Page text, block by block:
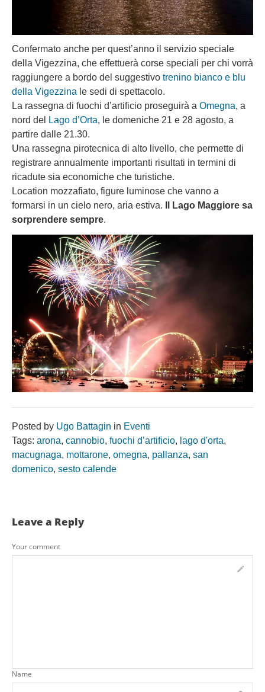
Confermato anche per quest’anno il servizio speciale
della Vigezzina, che effettuerà corse speciali per chi vorrà
raggiungere a bordo del suggestivo trenino bianco e blu
della Vigezzina le sedi di spettacolo.
La rassegna di fuochi d’artificio proseguirà a Omegna, a
nord del
Lago d’Orta, le domeniche 21 e 28 agosto, a
partire dalle 21.30.
Una rassegna pirotecnica di alto livello, che permette di
registrare annualmente importanti risultati in termini di
ricadute sia economiche che turistiche.
Location mozzafiato, figure luminose che vanno a
formarsi in un cielo nero, aria estiva.
Il Lago Maggiore sa
sorprendere sempre.
Posted by Ugo Battagin in Eventi
Tags: arona, cannobio, fuochi d’artificio, lago d'orta,
macugnaga, mottarone, omegna, pallanza, san
domenico, sesto calende
Leave a Reply
Your comment
Name